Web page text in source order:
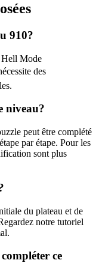
910?
Hell Mode
des
niveau?
peut être complété
par étape. Pour les
sont plus
du plateau et de
notre tutoriel
ce